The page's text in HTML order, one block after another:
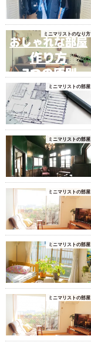
ミニマリストのなり方
ミニマリストの部屋
ミニマリストの部屋
ミニマリストの部屋
ミニマリストの部屋
ミニマリストの部屋